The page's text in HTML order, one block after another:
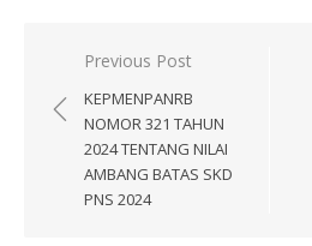
Navigasi
pos
Previous Post
KEPMENPANRB
NOMOR 321 TAHUN
2024 TENTANG NILAI
AMBANG BATAS SKD
PNS 2024